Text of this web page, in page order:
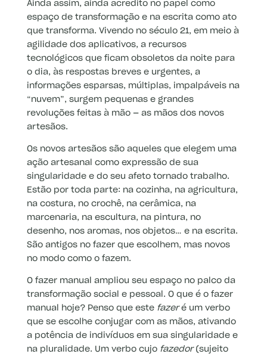
Ainda assim, ainda acredito no papel como
espaço de transformação e na escrita como ato
que transforma. Vivendo no século 21, em meio à
agilidade dos aplicativos, a recursos
tecnológicos que ficam obsoletos da noite para
o dia, às respostas breves e urgentes, a
informações esparsas, múltiplas, impalpáveis na
“nuvem”, surgem pequenas e grandes
revoluções feitas à mão — as mãos dos novos
artesãos.
Os novos artesãos são aqueles que elegem uma
ação artesanal como expressão de sua
singularidade e do seu afeto tornado trabalho.
Estão por toda parte: na cozinha, na agricultura,
na costura, no crochê, na cerâmica, na
marcenaria, na escultura, na pintura, no
desenho, nos aromas, nos objetos… e na escrita.
São antigos no fazer que escolhem, mas novos
no modo como o fazem.
O fazer manual ampliou seu espaço no palco da
transformação social e pessoal. O que é o fazer
manual hoje? Penso que este fazeré um verbo
que se escolhe conjugar com as mãos, ativando
a potência de indivíduos em sua singularidade e
na pluralidade. Um verbo cujo fazedor(sujeito